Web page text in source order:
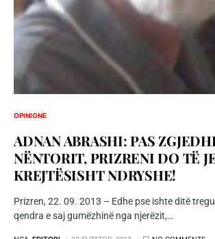
OPINIONE
ADNAN ABRASHI: PAS
NËNTORIT, PRIZRENI DO TË
KREJTËSISHT NDRYSHE!
Prizren, 22. 09. 2013 – Edhe pse ishte ditë
qendra e saj gumëzhinë nga njerëzit,…